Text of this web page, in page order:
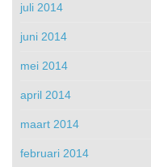
juli 2014
juni 2014
mei 2014
april 2014
maart 2014
februari 2014